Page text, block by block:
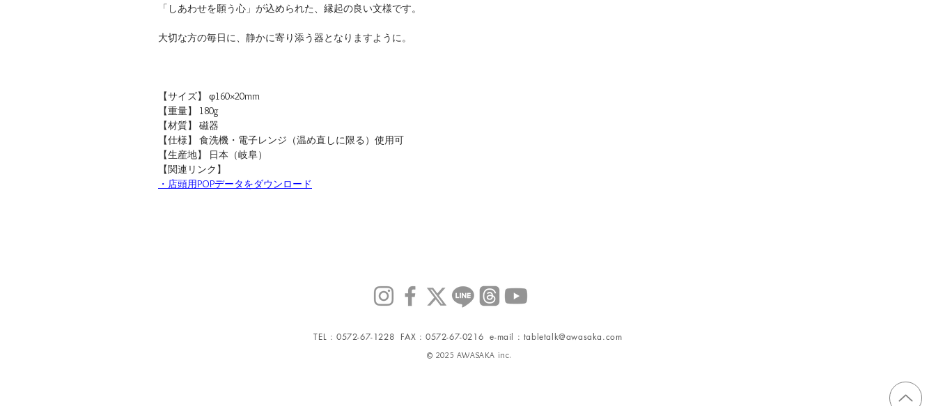
「しあわせを願う心」が込められた、縁起の良い文様です。
大切な方の毎日に、静かに寄り添う器となりますように。
【サイズ】 φ160×20mm
【重量】 180g
【材質】 磁器
【仕様】 食洗機・電子レンジ（温め直しに限る）使用可
【生産地】 日本（岐阜）
【関連リンク】
・店頭用POPデータをダウンロード
TEL : 0572-67-1228 FAX : 0572-67-0216 e-mail : tabletalk@awasaka.com
© 2025 AWASAKA inc.